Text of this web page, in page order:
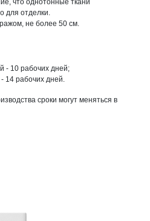
для отделки.
не более 50 см.
- 10 рабочих дней;
14 рабочих дней.
сроки могут меняться в